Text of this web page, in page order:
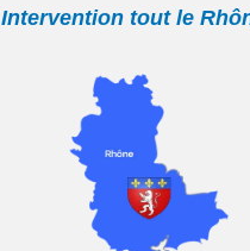
Intervention tout le